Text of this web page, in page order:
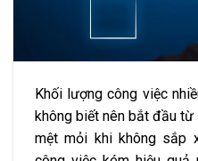
Khối lượng công việc
không biết nên bắt đầu
mệt mỏi khi không sắp